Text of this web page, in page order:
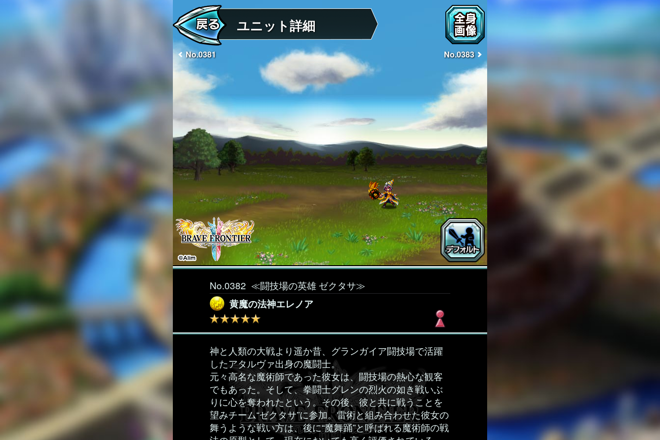
ユニット詳細
No.0381 No.0383
No.0382 ≪闘技場の英雄 ゼクタサ≫
黄魔の法神エレノア
神と人類の大戦より遥か昔、グランガイア闘技場で活躍
したアタルヴァ出身の魔闘士。
元々高名な魔術師であった彼女は、闘技場の熱心な観客
でもあった。そして、拳闘士グレンの烈火の如き戦いぶ
りに心を奪われたという。その後、彼と共に戦うことを
望みチーム“ゼクタサ”に参加。雷術と組み合わせた彼女の
舞うような戦い方は、後に“魔舞踊”と呼ばれる魔術師の戦